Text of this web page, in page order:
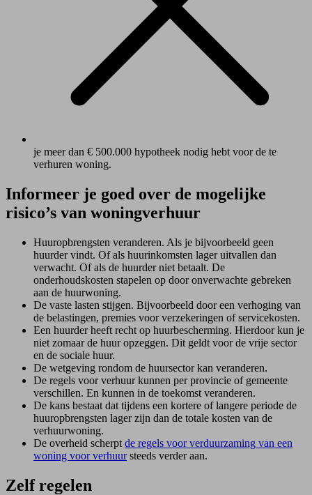
je meer dan € 500.000 hypotheek nodig hebt voor de te
verhuren woning.
Informeer je goed over de mogelijke
risico’s van woningverhuur
Huuropbrengsten veranderen. Als je bijvoorbeeld geen
huurder vindt. Of als huurinkomsten lager uitvallen dan
verwacht. Of als de huurder niet betaalt. De
onderhoudskosten stapelen op door onverwachte gebreken
aan de huurwoning.
De vaste lasten stijgen. Bijvoorbeeld door een verhoging van
de belastingen, premies voor verzekeringen of servicekosten.
Een huurder heeft recht op huurbescherming. Hierdoor kun je
niet zomaar de huur opzeggen. Dit geldt voor de vrije sector
en de sociale huur.
De wetgeving rondom de huursector kan veranderen.
De regels voor verhuur kunnen per provincie of gemeente
verschillen. En kunnen in de toekomst veranderen.
De kans bestaat dat tijdens een kortere of langere periode de
huuropbrengsten lager zijn dan de totale kosten van de
verhuurwoning.
De overheid scherpt de regels voor verduurzaming van een
woning voor verhuursteeds verder aan.
Zelf regelen